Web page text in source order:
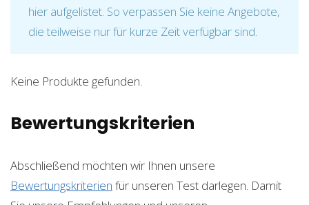
hier aufgelistet. So verpassen Sie keine Angebote,
die teilweise nur für kurze Zeit verfügbar sind.
Keine Produkte gefunden.
Bewertungskriterien
Abschließend möchten wir Ihnen unsere
Bewertungskriterien für unseren Test darlegen. Damit